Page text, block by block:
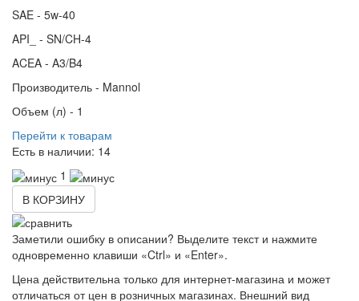
SAE - 5w-40
API_ - SN/CH-4
ACEA - A3/B4
Производитель - Mannol
Объем (л) - 1
Перейти к товарам
Есть в наличии: 14
1
В КОРЗИНУ
Заметили ошибку в описании? Выделите текст и нажмите
одновременно клавиши «Ctrl» и «Enter».
Цена действительна только для интернет-магазина и может
отличаться от цен в розничных магазинах. Внешний вид